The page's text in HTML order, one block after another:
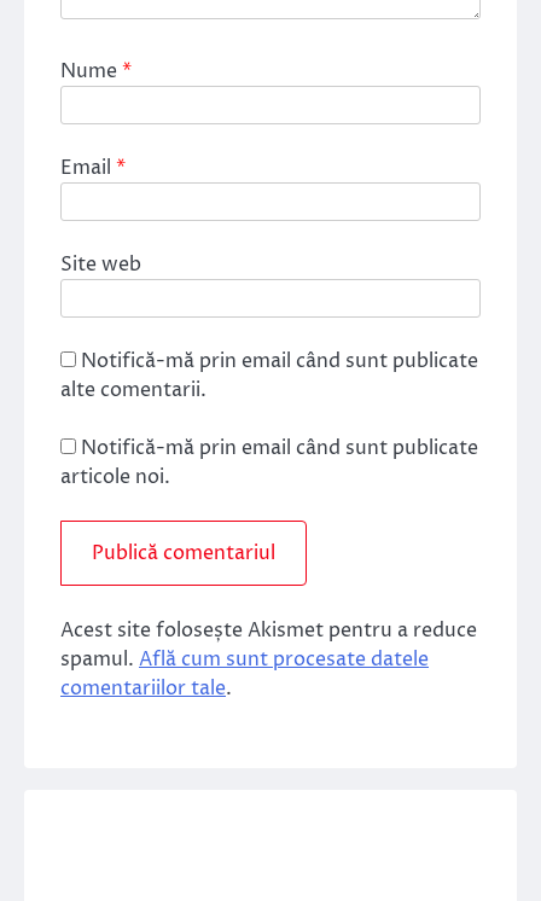
Nume*
Email *
Site web
Notifică-mă prin email când sunt publicate
alte comentarii.
Notifică-mă prin email când sunt publicate
articole noi.
Acest site folosește Akismet pentru a reduce
spamul. Află cum sunt procesate datele
comentariilor tale.